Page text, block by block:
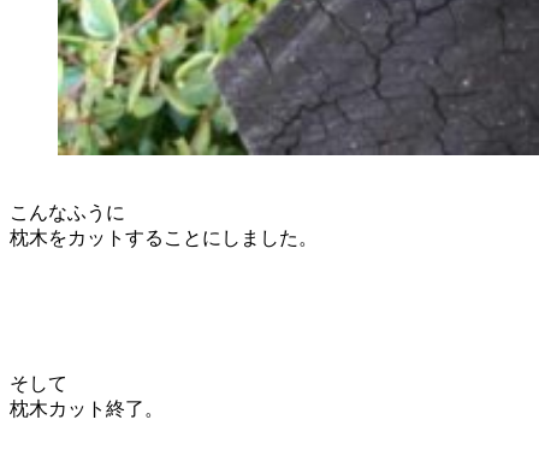
こんなふうに
枕木をカットすることにしました。
そして
枕木カット終了。